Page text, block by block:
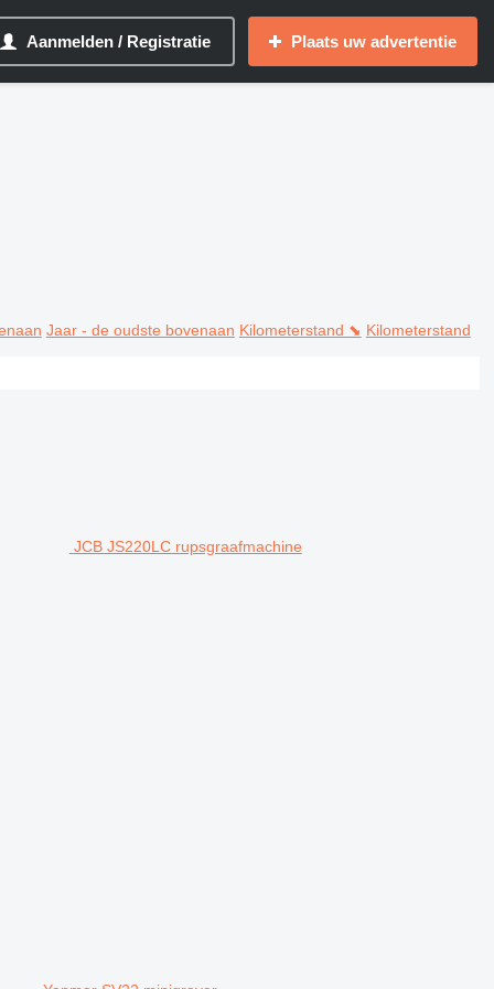
Aanmelden / Registratie Plaats uw advertentie
Jaar - de oudste bovenaan Kilometerstand ⬊ Kilometerstand
JCB JS220LC rupsgraafmachine